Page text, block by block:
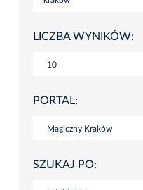
LICZBA WYNIKÓW:
PORTAL:
SZUKAJ PO: